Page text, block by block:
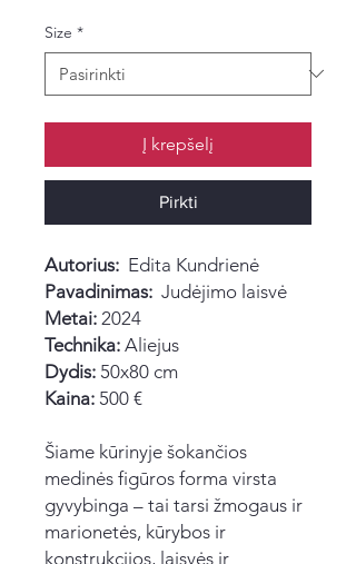
Size *
Į krepšelį
Pirkti
Autorius: Edita Kundrienė
Pavadinimas: Judėjimo laisvė
Metai: 2024
Technika: Aliejus
Dydis: 50x80 cm
Kaina: 500 €
Šiame kūrinyje šokančios
medinės figūros forma virsta
gyvybinga – tai tarsi žmogaus ir
marionetės, kūrybos ir
konstrukcijos, laisvės ir